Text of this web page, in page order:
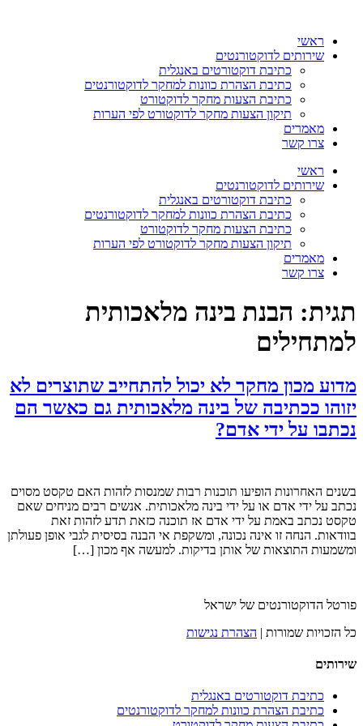
ראשי
שירותים לדוקטורנטים
כתיבת דוקטורטים באנגלית
כתיבת הצהרת כוונות למחקר לדוקטורנטים
כתיבת הצעות מחקר לדוקטורט
תיקון הצעות מחקר לדוקטורט לפי הערות
מאמרים
צרו קשר
ראשי
שירותים לדוקטורנטים
כתיבת דוקטורטים באנגלית
כתיבת הצהרת כוונות למחקר לדוקטורנטים
כתיבת הצעות מחקר לדוקטורט
תיקון הצעות מחקר לדוקטורט לפי הערות
מאמרים
צרו קשר
תגית: הבנת בינה מלאכותית
למתחילים
מדוע מכון מחקר לא יכול להתחייב שתוצרים לא
יזוהו ככתיבה של בינה מלאכותית גם כאשר הם
נכתבו על ידי אדם?
בשנים האחרונות הופיעו תוכנות רבות שמנסות לזהות האם טקסט מסוים
נכתב על ידי אדם או על ידי בינה מלאכותית. אנשים רבים מניחים שאם
טקסט נכתב באמת על ידי אדם אז תוכנה כזאת תדע לזהות זאת
בוודאות. הנחה זו אינה נכונה, ומשקפת אי הבנה בסיסית לגבי אופן פעולתן
ומשמעות התוצאות של אותן בדיקות. למעשה אף מכון […]
פורטל הדוקטורנטים של ישראל
כל הזכויות שמורות | הצהרת נגישות
שירותים
כתיבת דוקטורטים באנגלית
כתיבת הצהרת כוונות למחקר לדוקטורנטים